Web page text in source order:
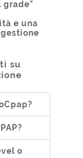
grade"
e una
su
o